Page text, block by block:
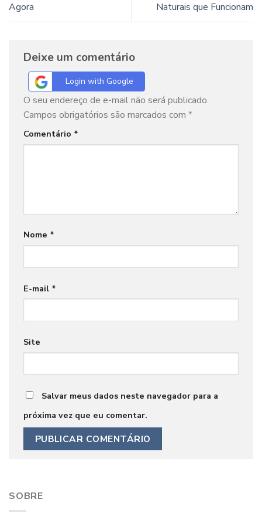
Agora
Naturais que Funcionam
Deixe um comentário
Login with Google
O seu endereço de e-mail não será publicado.
Campos obrigatórios são marcados com *
Comentário *
Nome *
E-mail *
Site
Salvar meus dados neste navegador para a
próxima vez que eu comentar.
SOBRE